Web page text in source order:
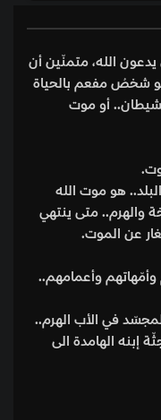
يدعون الله، متمنّين أن
شخصُ مفعم بالحياة
أو موت
هو موت الله
متى ينتهي
عن الموت.
وأمّهاتهم وأعمامهم..
في الأب الهرم..
إبنه الهامدة الى